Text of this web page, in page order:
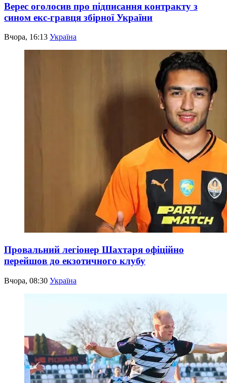
Верес оголосив про підписання контракту з
сином екс-гравця збірної України
Вчора, 16:13 Україна
Провальний легіонер Шахтаря офіційно
перейшов до екзотичного клубу
Вчора, 08:30 Україна